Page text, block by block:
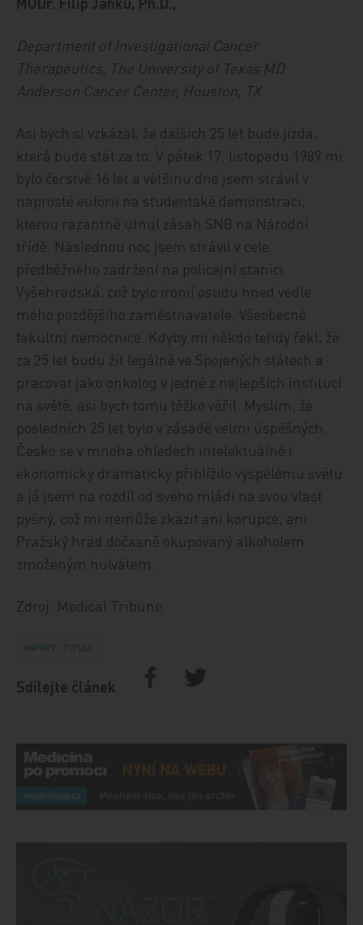
Department of Investigational Cancer
Therapeutics, The University of Texas MD
Anderson Cancer Center, Houston, TX
Asi bych si vzkázal, že dalších 25 let bude jízda,
která bude stát za to. V pátek 17. listopadu 1989 mi
bylo čerstvě 16 let a většinu dne jsem strávil v
naprosté euforii na studentské demonstraci,
kterou razantně utnul zásah SNB na Národní
třídě. Následnou noc jsem strávil v cele
předběžného zadržení na policejní stanici
Vyšehradská, což bylo ironií osudu hned vedle
mého pozdějšího zaměstnavatele, Všeobecné
fakultní nemocnice. Kdyby mi někdo tehdy řekl, že
za 25 let budu žít legálně ve Spojených státech a
pracovat jako onkolog v jedné z nejlepších institucí
na světě, asi bych tomu těžko věřil. Myslím, že
posledních 25 let bylo v zásadě velmi úspěšných.
Česko se v mnoha ohledech intelektuálně i
ekonomicky dramaticky přiblížilo vyspělému světu
a já jsem na rozdíl od svého mládí na svou vlast
pyšný, což mi nemůže zkazit ani korupce, ani
Pražský hrad dočasně okupovaný alkoholem
zmoženým hulvátem.
Zdroj: Medical Tribune
IMPORT: TITULY
Sdílejte článek